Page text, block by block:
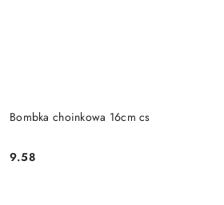
Bombka choinkowa 16cm cs
Cena:
9.58